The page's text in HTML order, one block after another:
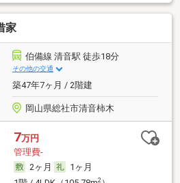
家
伯備線 清音駅 徒歩18分
その他の交通
築47年7ヶ月 / 2階建
岡山県総社市清音柿木
7万円
管理費-
2ヶ月
1ヶ月
2